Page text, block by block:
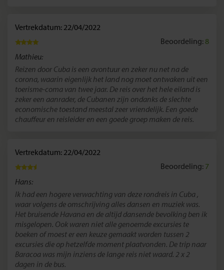
Vertrekdatum: 22/04/2022
Beoordeling: 8
Mathieu:
Reizen door Cuba is een avontuur en zeker nu net na de
corona, waarin eigenlijk het land nog moet ontwaken uit een
toerisme-coma van twee jaar. De reis over het hele eiland is
zeker een aanrader, de Cubanen zijn ondanks de slechte
economische toestand meestal zeer vriendelijk. Een goede
chauffeur en reisleider en een goede groep maken de reis.
Vertrekdatum: 22/04/2022
Beoordeling: 7
Hans:
Ik had een hogere verwachting van deze rondreis in Cuba ,
waar volgens de omschrijving alles dansen en muziek was.
Het bruisende Havana en de altijd dansende bevolking ben ik
misgelopen. Ook waren niet alle genoemde excursies te
boeken of moest er een keuze gemaakt worden tussen 2
excursies die op hetzelfde moment plaatvonden. De trip naar
Baracoa was mijn inziens de lange reis niet waard. 2 x 2
dagen in de bus.